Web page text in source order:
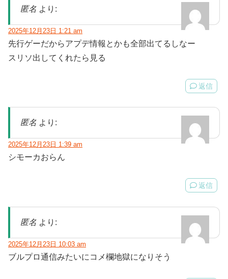
匿名 より:
2025年12月23日 1:21 am
先行ゲーだからアプデ情報とかも全部出てるしなー
スリソ出してくれたら見る
返信
匿名 より:
2025年12月23日 1:39 am
シモーカおらん
返信
匿名 より:
2025年12月23日 10:03 am
ブルプロ通信みたいにコメ欄地獄になりそう